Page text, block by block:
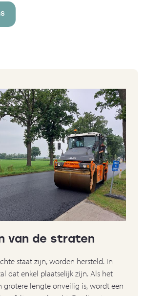
van de straten
staat zijn, worden hersteld. In
dat enkel plaatselijk zijn. Als het
grotere lengte onveilig is, wordt een